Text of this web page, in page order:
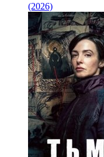
(2026)